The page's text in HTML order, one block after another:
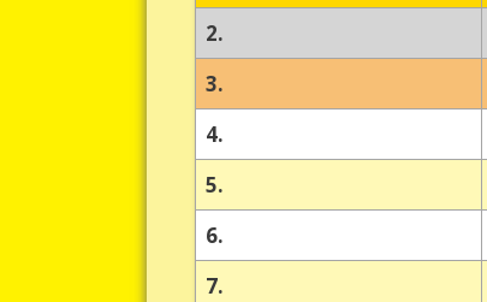
2.
3.
4.
5.
6.
7.